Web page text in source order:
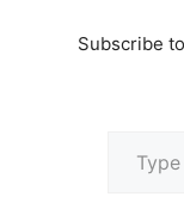
Subscribe